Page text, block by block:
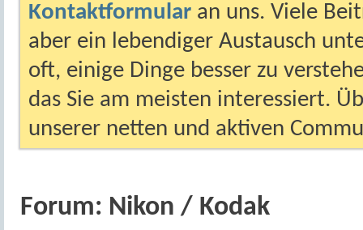
Kontaktformular an uns. Viele
aber ein lebendiger Austausch
oft, einige Dinge besser zu
das Sie am meisten interessiert.
unserer netten und aktiven
Forum: Nikon / Kodak